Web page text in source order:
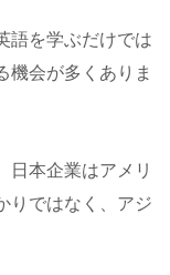
語を学ぶだけでは
機会が多くありま
日本企業はアメリ
りではなく、アジ